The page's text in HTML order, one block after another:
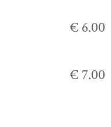
€ 6.00
€ 7.00